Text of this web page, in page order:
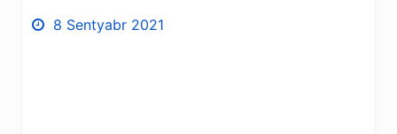
8 Sentyabr 2021